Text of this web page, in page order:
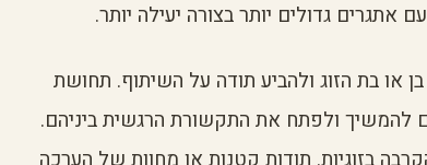
גדולים יותר בצורה יעילה יותר.
או בת הזוג ולהביע תודה על השיתוף. תחושת
להמשיך ולפתח את התקשורת הרגשית ביניהם.